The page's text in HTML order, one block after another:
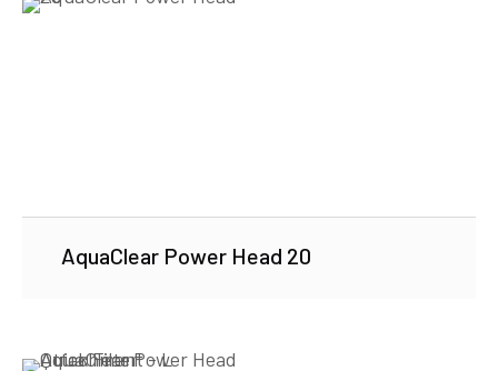
AquaClear Power Head 20